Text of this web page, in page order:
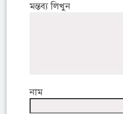
মন্তব্য লিখুন
নাম